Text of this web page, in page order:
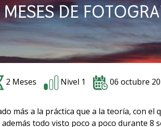
MESES DE
2 Meses Nivel 1 06 octubre
más a la práctica que a la teoría, con el
todo visto poco a poco durante 8